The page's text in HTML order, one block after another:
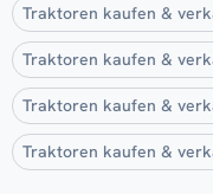
Traktoren kaufen &
Traktoren kaufen &
Traktoren kaufen &
Traktoren kaufen &